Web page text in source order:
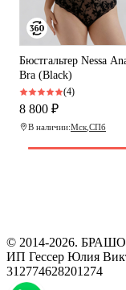
Бюстгальтер Nessa
Bra (Black)
(4)
8 800 ₽
В наличии:Мск СПб
© 2014-2026.
ИП Гессер Юлия
312774628201274